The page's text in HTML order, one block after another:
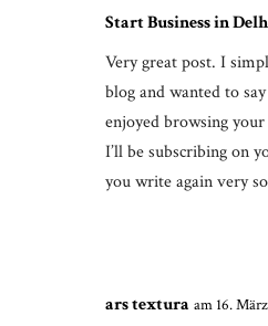
Start Business in
Very great post. I
blog and wanted to
enjoyed browsing
I’ll be subscribing on
you write again very
ars textura am 16.